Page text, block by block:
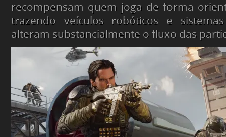
recompensam quem joga de forma
trazendo veículos robóticos e
alteram substancialmente o fluxo das